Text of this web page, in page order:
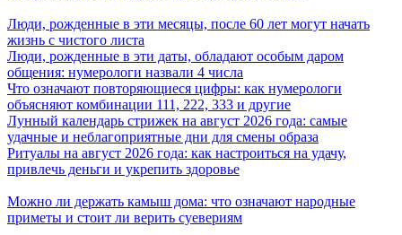
Люди, рожденные в эти месяцы, после 60 лет могут начать
жизнь с чистого листа
Люди, рожденные в эти даты, обладают особым даром
общения: нумерологи назвали 4 числа
Что означают повторяющиеся цифры: как нумерологи
объясняют комбинации 111, 222, 333 и другие
Лунный календарь стрижек на август 2026 года: самые
удачные и неблагоприятные дни для смены образа
Ритуалы на август 2026 года: как настроиться на удачу,
привлечь деньги и укрепить здоровье
Можно ли держать камыш дома: что означают народные
приметы и стоит ли верить суевериям